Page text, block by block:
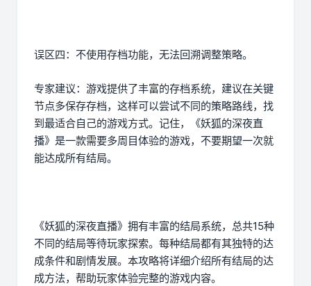
误区四：不使用存档功能，无法回溯调整策略。
专家建议：游戏提供了丰富的存档系统，建议在关键
节点多保存存档，这样可以尝试不同的策略路线，找
到最适合自己的游戏方式。记住，《妖狐的深夜直
播》是一款需要多周目体验的游戏，不要期望一次就
能达成所有结局。
《妖狐的深夜直播》拥有丰富的结局系统，总共15种
不同的结局等待玩家探索。每种结局都有其独特的达
成条件和剧情发展。本攻略将详细介绍所有结局的达
成方法，帮助玩家体验完整的游戏内容。